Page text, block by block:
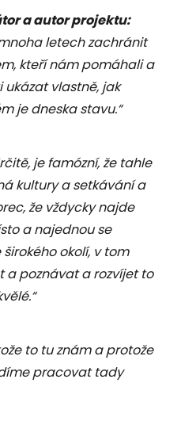
a autor projektu:
letech zachránit
kteří nám pomáhali a
vlastně, jak
je dneska stavu.“
je famózní, že tahle
kultury a setkávání a
že vždycky najde
a najednou se
okolí, v tom
a poznávat a rozvíjet to
to tu znám a protože
pracovat tady